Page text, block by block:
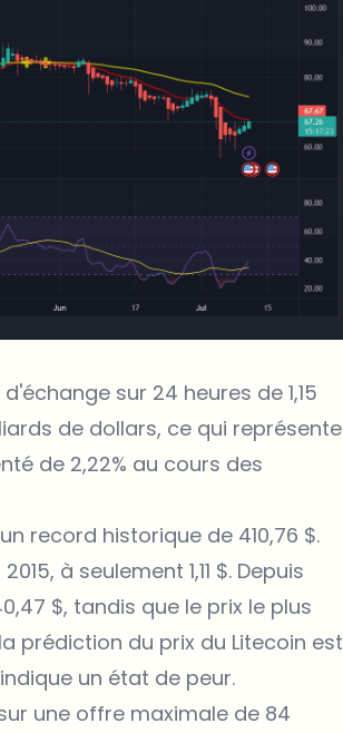
sur 24 heures de 1,15
de dollars, ce qui représente
de 2,22% au cours des
record historique de 410,76 $.
à seulement 1,11 $. Depuis
$, tandis que le prix le plus
prédiction du prix du Litecoin est
un état de peur.
une offre maximale de 84